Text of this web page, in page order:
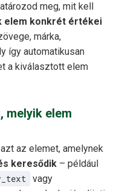
meg, mit kell
elem konkrét értékei
márka,
így automatikusan
a kiválasztott elem
melyik elem
az elemet, amelynek
keresődik – például
vagy